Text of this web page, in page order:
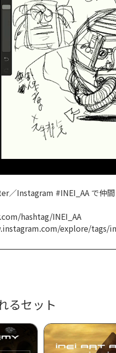
／Instagram #INEI_AA で仲
hashtag/INEI_AA
explore/tags/
るセット